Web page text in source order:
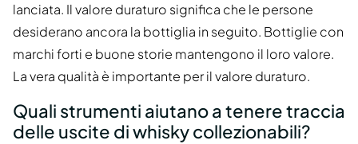
lanciata. Il valore duraturo significa che le persone
desiderano ancora la bottiglia in seguito. Bottiglie con
marchi forti e buone storie mantengono il loro valore.
La vera qualità è importante per il valore duraturo.
Quali strumenti aiutano a tenere traccia
delle uscite di whisky collezionabili?